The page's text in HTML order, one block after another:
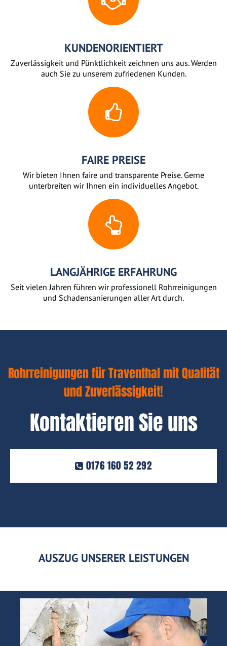
KUNDENORIENTIERT
Zuverlässigkeit und Pünktlichkeit zeichnen uns aus. Werden
auch Sie zu unserem zufriedenen Kunden.
FAIRE PREISE
Wir bieten Ihnen faire und transparente Preise. Gerne
unterbreiten wir Ihnen ein individuelles Angebot.
LANGJÄHRIGE ERFAHRUNG
Seit vielen Jahren führen wir professionell Rohrreinigungen
und Schadensanierungen aller Art durch.
Rohrreinigungen für Traventhal mit Qualität
und Zuverlässigkeit!
Kontaktieren Sie uns
0176 160 52 292
AUSZUG UNSERER LEISTUNGEN